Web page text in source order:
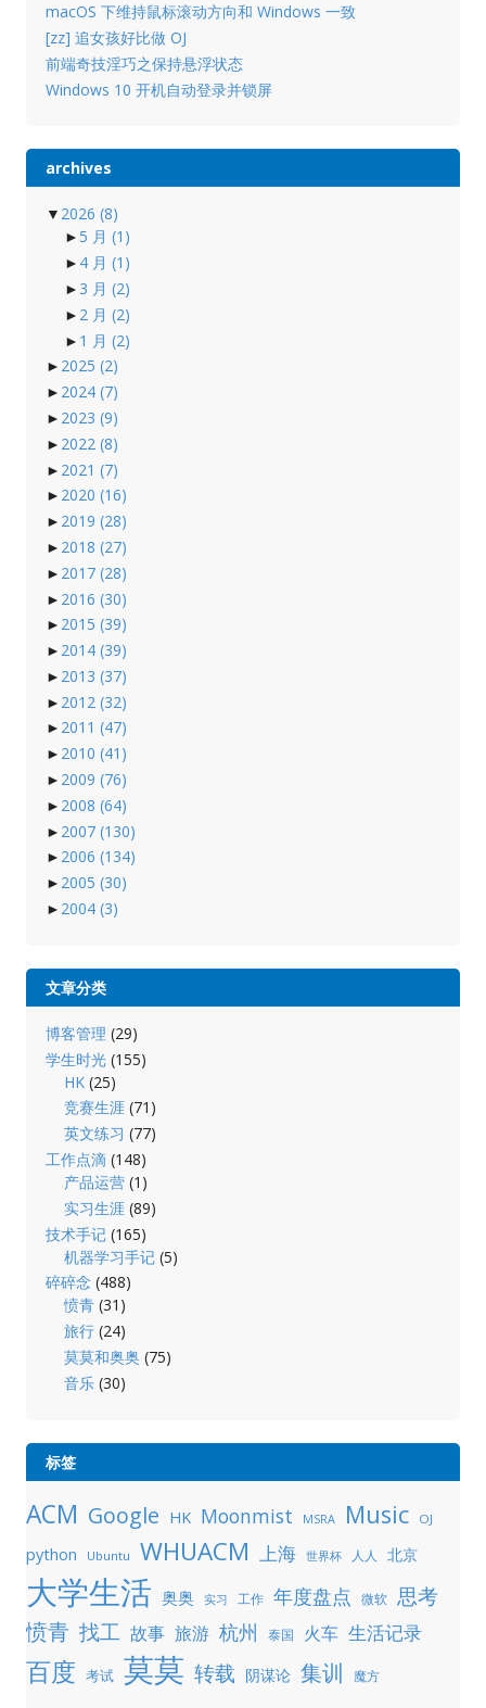
macOS 下维持鼠标滚动方向和 Windows 一致
[zz] 追女孩好比做 OJ
前端奇技淫巧之保持悬浮状态
Windows 10 开机自动登录并锁屏
archives
▼ 2026 (8)
► 5 月 (1)
► 4 月 (1)
► 3 月 (2)
► 2 月 (2)
► 1 月 (2)
► 2025 (2)
► 2024 (7)
► 2023 (9)
► 2022 (8)
► 2021 (7)
► 2020 (16)
► 2019 (28)
► 2018 (27)
► 2017 (28)
► 2016 (30)
► 2015 (39)
► 2014 (39)
► 2013 (37)
► 2012 (32)
► 2011 (47)
► 2010 (41)
► 2009 (76)
► 2008 (64)
► 2007 (130)
► 2006 (134)
► 2005 (30)
► 2004 (3)
文章分类
博客管理 (29)
学生时光(155)
HK (25)
竞赛生涯 (71)
英文练习 (77)
工作点滴(148)
产品运营 (1)
实习生涯 (89)
技术手记(165)
机器学习手记 (5)
碎碎念 (488)
愤青 (31)
旅行 (24)
莫莫和奥奥 (75)
音乐 (30)
标签
ACM Google HK Moonmist MSRA Music OJ
python Ubuntu WHUACM 上海 世界杯 人人 北京
大学生活 奥奥 实习 工作 年度盘点 微软 思考
愤青 找工 故事 旅游 杭州 泰国 火车 生活记录
百度 考试 莫莫 转载 阴谋论 集训 魔方